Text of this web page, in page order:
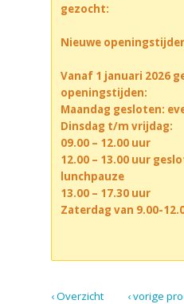
gezocht:
Nieuwe
Vanaf 1 januari 2026
openingstijden:
Maandag gesloten:
Dinsdag t/m vrijdag:
09.00 – 12.00 uur
12.00 – 13.00 uur
lunchpauze
13.00 – 17.30 uur
Zaterdag van 9.00-
‹ Overzicht ‹ vorige